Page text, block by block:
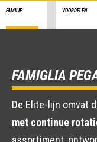
FAMILIE VOORDELEN
FAMIGLIA
De Elite-lijn omvat
met continue